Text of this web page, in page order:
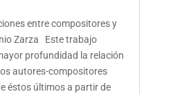
entre compositores y
Zarza Este trabajo
profundidad la relación
autores-compositores
éstos últimos a partir de